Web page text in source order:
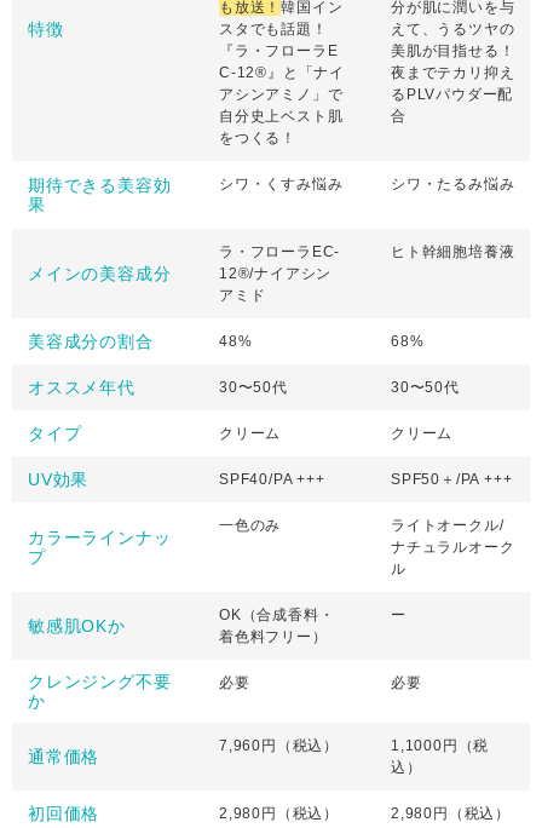
特徴
も放送！韓国イン
スタでも話題！
『ラ・フローラE
C-12®️』と「ナイ
アシンアミノ」で
自分史上ベスト肌
をつくる！
分が肌に潤いを与
えて、うるツヤの
美肌が目指せる！
夜までテカリ抑え
るPLVパウダー配
合
期待できる美容効
果
シワ・くすみ悩み シワ・たるみ悩み
メインの美容成分
ラ・フローラEC-
12®️/ナイアシン
アミド
ヒト幹細胞培養液
美容成分の割合 48% 68%
オススメ年代 30〜50代 30〜50代
タイプ クリーム クリーム
UV効果 SPF40/PA +++ SPF50＋/PA +++
カラーラインナッ
プ
一色のみ
ライトオークル/
ナチュラルオーク
ル
敏感肌OKか
OK（合成香料・
着色料フリー）
ー
クレンジング不要
か
必要 必要
通常価格
7,960円（税込）
1,1000円（税
込）
初回価格 2,980円（税込） 2,980円（税込）